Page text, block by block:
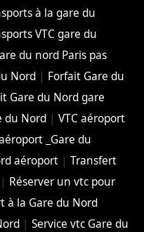
à la gare du
VTC gare du
du nord Paris pas
Nord| Forfait Gare du
Gare du Nord gare
du Nord |VTC aéroport
_Gare du
aéroport |Transfert
| Réserver un vtc pour
à la Gare du Nord
| Service vtc Gare du